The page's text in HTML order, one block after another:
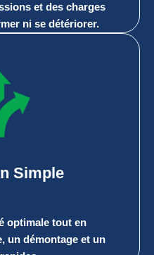
et des charges
ni se détériorer.
Simple
optimale tout en
un démontage et un